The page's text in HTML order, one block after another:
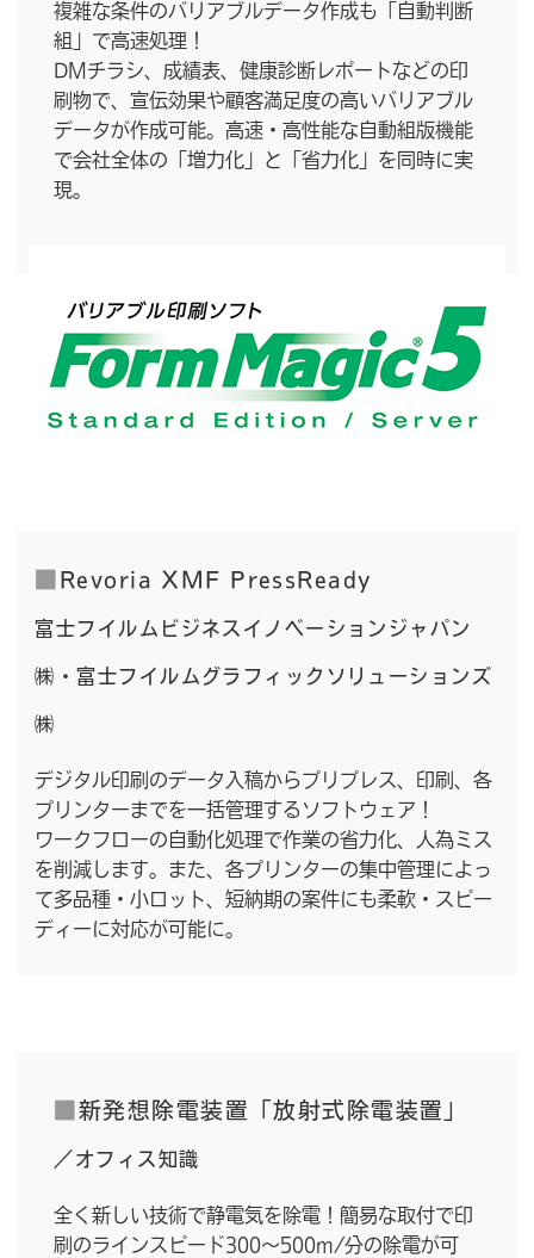
複雑な条件のバリアブルデータ作成も「自動判断
組」で高速処理！
DMチラシ、成績表、健康診断レポートなどの印
刷物で、宣伝効果や顧客満足度の高いバリアブル
データが作成可能。高速・高性能な自動組版機能
で会社全体の「増力化」と「省力化」を同時に実
現。
■Revoria XMF PressReady
富士フイルムビジネスイノベーションジャパン
㈱・富士フイルムグラフィックソリューションズ
㈱
デジタル印刷のデータ入稿からプリプレス、印刷、各
プリンターまでを一括管理するソフトウェア！
ワークフローの自動化処理で作業の省力化、人為ミス
を削減します。また、各プリンターの集中管理によっ
て多品種・小ロット、短納期の案件にも柔軟・スピー
ディーに対応が可能に。
■新発想除電装置「放射式除電装置」
／オフィス知識
全く新しい技術で静電気を除電！簡易な取付で印
刷のラインスピード300～500m/分の除電が可